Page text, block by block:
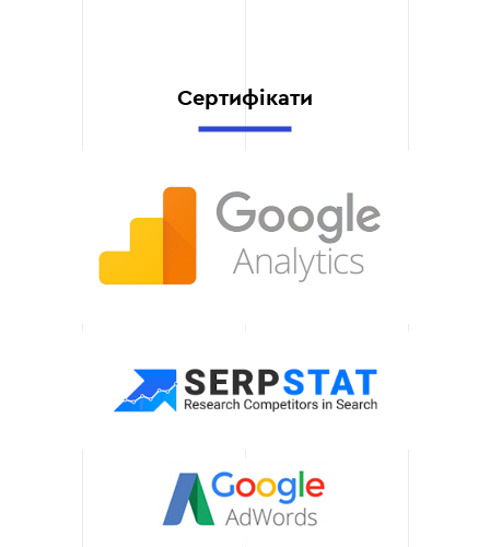
система автоматично
оновлює ціни, стан
Технічна підтримка
Ми забезпечуємо повний
супровід та оновлення
функції та
вдосконалюємо роботу
Повний комплекс
послуг
Сертифікати